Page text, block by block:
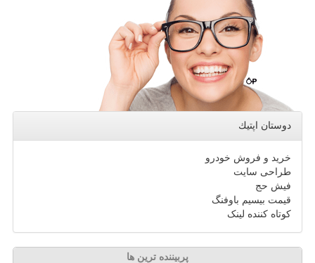
دوستان اپتیك
خرید و فروش خودرو
طراحی سایت
فیش حج
قیمت بیسیم باوفنگ
کوتاه کننده لینک
پربیننده ترین ها